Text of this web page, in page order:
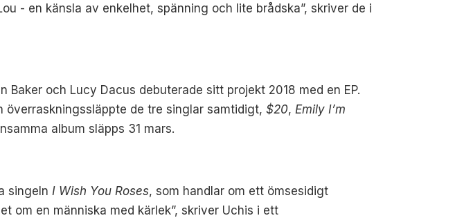
- en känsla av enkelhet, spänning och lite brådska”, skriver de i
och Lucy Dacus debuterade sitt projekt 2018 med en EP.
överraskningssläppte de tre singlar samtidigt,$20, Emily I’m
album släpps 31 mars.
singeln I Wish You Roses, som handlar om ett ömsesidigt
om en människa med kärlek”, skriver Uchis i ett